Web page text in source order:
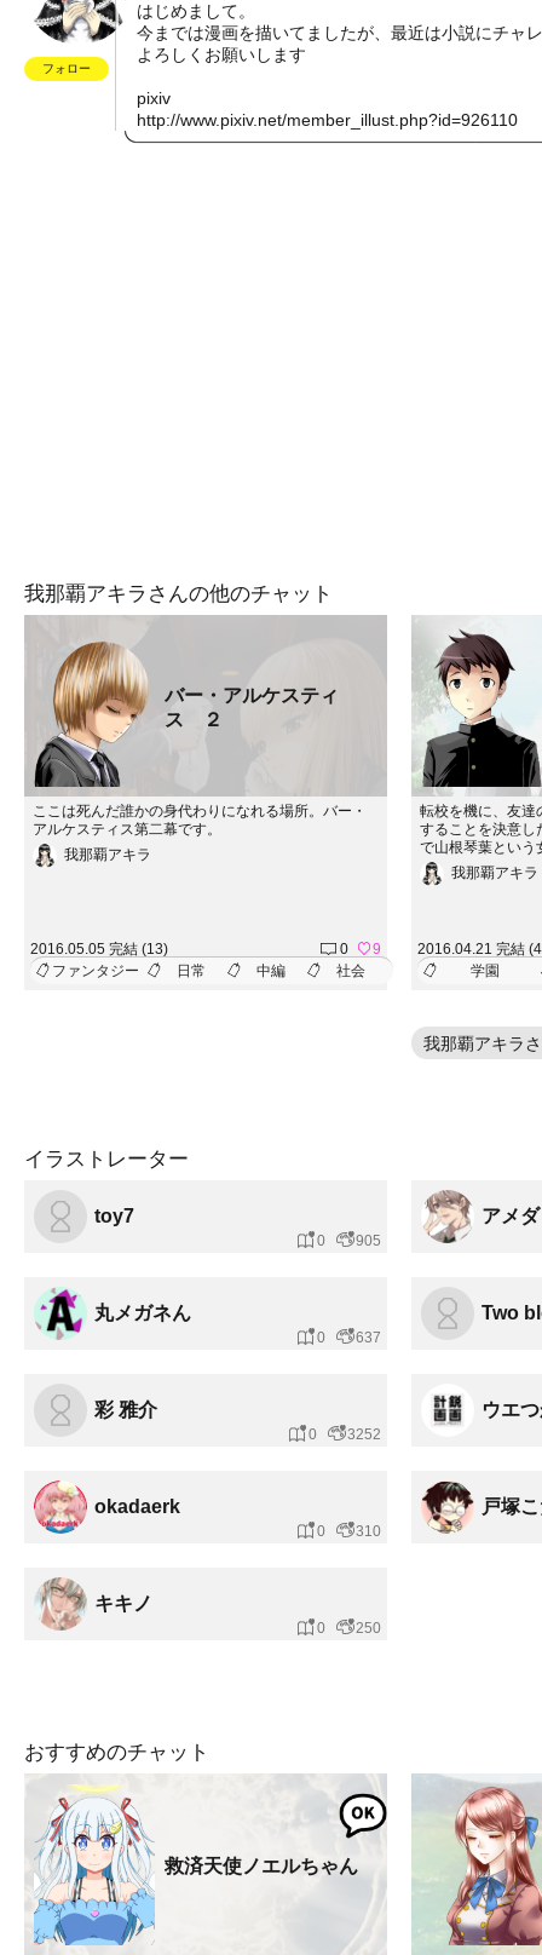
フォロー
はじめまして。
今までは漫画を描いてましたが、最近は小説にチャ
よろしくお願いします
pixiv
http://www.pixiv.net/member_illust.php?id=926110
我那覇アキラさんの他のチャット
バー・アルケスティ
ス ２
ここは死んだ誰かの身代わりになれる場所。バー・
アルケスティス第二幕です。
我那覇アキラ
2016.05.05 完結 (13) 0
9
ファンタジー
日常 中編 社会
転校を機に、友達
することを決意し
で山根琴葉という
話さず、いつも
は転校前の自分
我那覇アキラ
2016.04.21 完結
学園
我那覇アキラ
イラストレーター
toy7
0 905
アメダ
丸メガネん
0 637
Two
彩 雅介
0 3252
ウエ
okadaerk
0 310
戸塚
キキノ
0 250
おすすめのチャット
救済天使ノエルちゃん